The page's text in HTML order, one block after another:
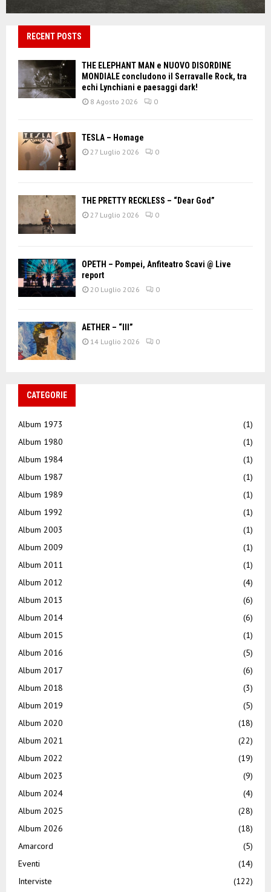
RECENT POSTS
THE ELEPHANT MAN e NUOVO DISORDINE
MONDIALE concludono il Serravalle Rock, tra
echi Lynchiani e paesaggi dark!
8 Agosto 2026 0
TESLA – Homage
27 Luglio 2026 0
THE PRETTY RECKLESS – “Dear God”
27 Luglio 2026 0
OPETH – Pompei, Anfiteatro Scavi @ Live
report
20 Luglio 2026 0
AETHER – “III”
14 Luglio 2026 0
CATEGORIE
Album 1973
(1)
Album 1980
(1)
Album 1984
(1)
Album 1987
(1)
Album 1989
(1)
Album 1992
(1)
Album 2003
(1)
Album 2009
(1)
Album 2011
(1)
Album 2012
(4)
Album 2013
(6)
Album 2014
(6)
Album 2015
(1)
Album 2016
(5)
Album 2017
(6)
Album 2018
(3)
Album 2019
(5)
Album 2020
(18)
Album 2021
(22)
Album 2022
(19)
Album 2023
(9)
Album 2024
(4)
Album 2025
(28)
Album 2026
(18)
Amarcord
(5)
Eventi
(14)
Interviste
(122)